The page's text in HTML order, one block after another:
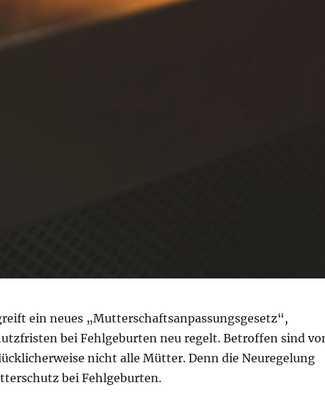
ein neues „Mutterschaftsanpassungsgesetz“,
bei Fehlgeburten neu regelt. Betroffen sind
nicht alle Mütter. Denn die Neuregelung
bei Fehlgeburten.